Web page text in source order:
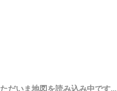
ただいま地図を読み込み中です...